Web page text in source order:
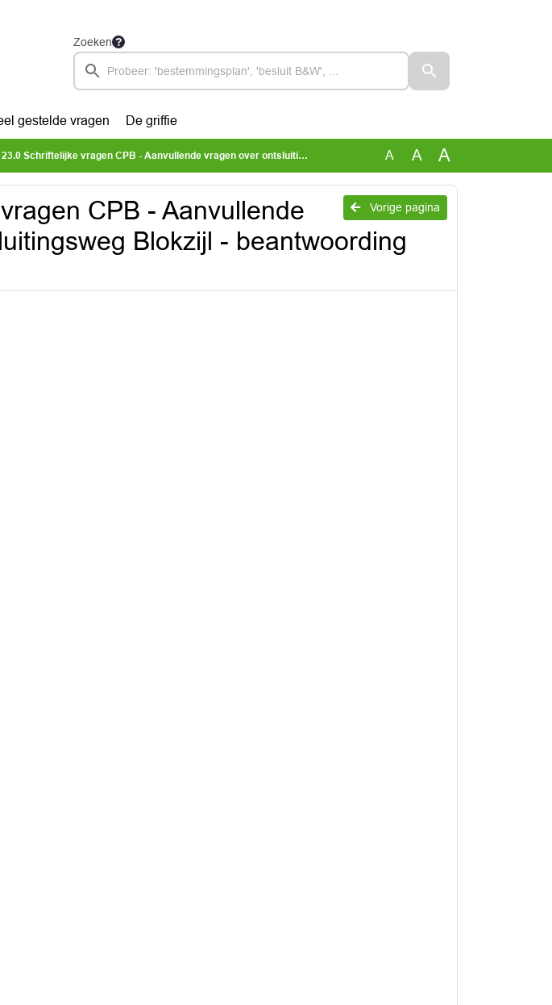
Zoeken
gestelde vragen De griffie
23.0 Schriftelijke vragen CPB - Aanvullende vragen over ontsluitingsweg Blokzijl - beantwoording 20260113 A A A
Vorige pagina
CPB - Aanvullende
Blokzijl - beantwoording